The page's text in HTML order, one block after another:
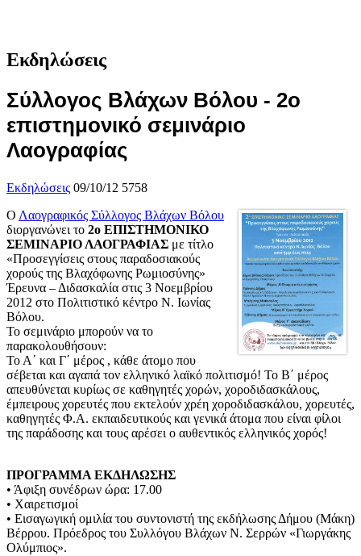
Εκδηλώσεις
Σύλλογος Βλάχων Βόλου - 2ο
επιστημονικό σεμινάριο
Λαογραφίας
Εκδηλώσεις 09/10/12 5758
Ο Λαογραφικός Σύλλογος Βλάχων Βόλου
διοργανώνει το 2ο ΕΠΙΣΤΗΜΟΝΙΚΟ
ΣΕΜΙΝΑΡΙΟ ΛΑΟΓΡΑΦΙΑΣ με τίτλο
«Προσεγγίσεις στους παραδοσιακούς
χορούς της Βλαχόφωνης Ρωμιοσύνης»
Έρευνα – Διδασκαλία στις 3 Νοεμβρίου
2012 στο Πολιτιστικό κέντρο Ν. Ιωνίας
Βόλου.
Το σεμινάριο μπορούν να το
παρακολουθήσουν:
Το Α΄ και Γ΄ μέρος , κάθε άτομο που
σέβεται και αγαπά τον ελληνικό λαϊκό πολιτισμό! Το Β΄ μέρος
απευθύνεται κυρίως σε καθηγητές χορών, χοροδιδασκάλους,
έμπειρους χορευτές που εκτελούν χρέη χοροδιδασκάλου, χορευτές,
καθηγητές Φ.Α. εκπαιδευτικούς και γενικά άτομα που είναι φίλοι
της παράδοσης και τους αρέσει ο αυθεντικός ελληνικός χορός!
ΠΡΟΓΡΑΜΜΑ ΕΚΔΗΛΩΣΗΣ
• Άφιξη συνέδρων ώρα: 17.00
• Χαιρετισμοί
• Εισαγωγική ομιλία του συντονιστή της εκδήλωσης Δήμου (Μάκη)
Βέρρου. Πρόεδρος του Συλλόγου Βλάχων Ν. Σερρών «Γιωργάκης
Ολύμπιος».